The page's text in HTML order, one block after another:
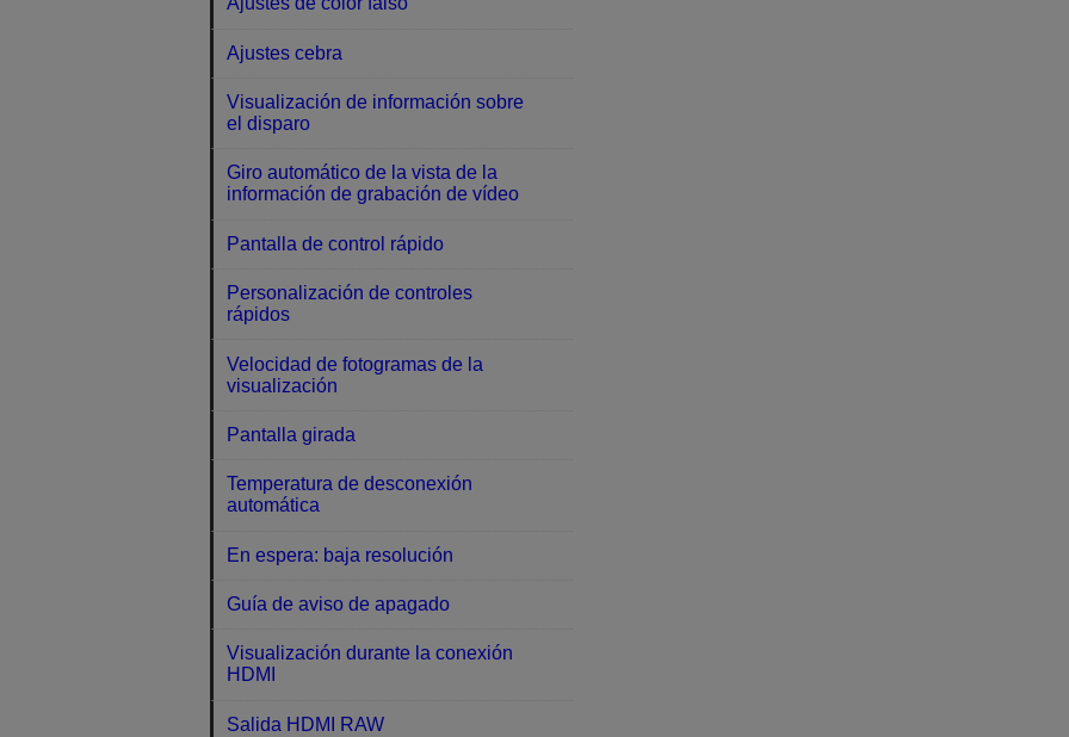
Ajustes cebra
Visualización de información sobre
el disparo
Giro automático de la vista de la
información de grabación de vídeo
Pantalla de control rápido
Personalización de controles
rápidos
Velocidad de fotogramas de la
visualización
Pantalla girada
Temperatura de desconexión
automática
En espera: baja resolución
Guía de aviso de apagado
Visualización durante la conexión
HDMI
Salida HDMI RAW